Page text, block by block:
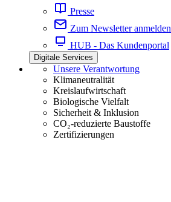
Presse
Zum Newsletter anmelden
HUB - Das Kundenportal
Digitale Services
Unsere Verantwortung
Klimaneutralität
Kreislaufwirtschaft
Biologische Vielfalt
Sicherheit & Inklusion
CO₂-reduzierte Baustoffe
Zertifizierungen